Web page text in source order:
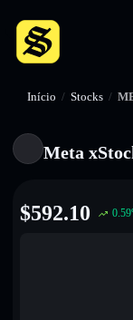
Início / Stocks /
Meta
$592.10 0.59